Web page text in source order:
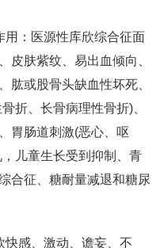
用：医源性库欣综合征面
皮肤紫纹、易出血倾向、
肱或股骨头缺血性坏死、
折、长骨病理性骨折)、
胃肠道刺激(恶心、呕
儿童生长受到抑制、青
合征、糖耐量减退和糖尿
快感、激动、谵妄、不